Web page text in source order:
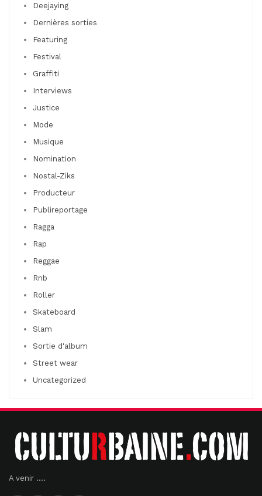
Deejaying
Dernières sorties
Featuring
Festival
Graffiti
Interviews
Justice
Mode
Musique
Nomination
Nostal-Ziks
Producteur
Publireportage
Ragga
Rap
Reggae
Rnb
Roller
Skateboard
Slam
Sortie d'album
Street wear
Uncategorized
A venir ....